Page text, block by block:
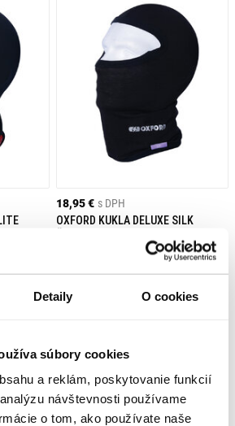
Detaily O cookies
súbory cookies
a reklám, poskytovanie funkcií
návštevnosti používame
o tom, ako používate naše
18,95 € s DPH
OXFORD KUKLA DELUXE SILK
Na 5 predajniach